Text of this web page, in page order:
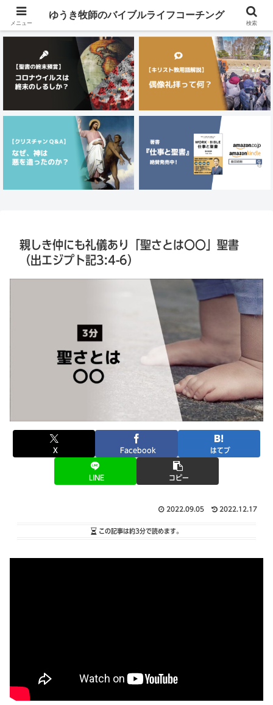
メニュー
親しき仲にも礼儀あり「聖さとは〇〇」聖書
（出エジプト記3:4-6）
X Facebook はてブ
LINE コピー
2022.09.05 2022.12.17
この記事は約3分で読めます。
メニュー
ゆうき牧師のバイブルライフコーチング
検索